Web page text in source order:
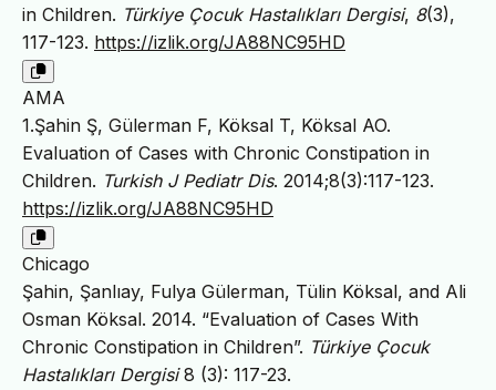
in Children. Türkiye Çocuk Hastalıkları Dergisi, 8(3),
117-123. https://izlik.org/JA88NC95HD
AMA
1.Şahin Ş, Gülerman F, Köksal T, Köksal AO.
Evaluation of Cases with Chronic Constipation in
Children. Turkish J Pediatr Dis. 2014;8(3):117-123.
https://izlik.org/JA88NC95HD
Chicago
Şahin, Şanlıay, Fulya Gülerman, Tülin Köksal, and Ali
Osman Köksal. 2014. “Evaluation of Cases With
Chronic Constipation in Children”. Türkiye Çocuk
Hastalıkları Dergisi8 (3): 117-23.